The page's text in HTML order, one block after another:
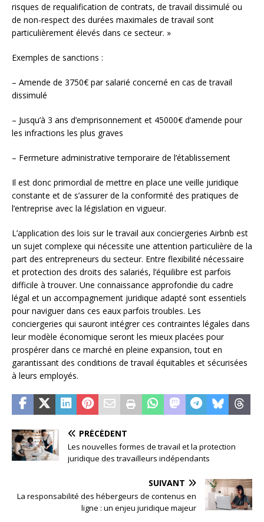
risques de requalification de contrats, de travail dissimulé ou
de non-respect des durées maximales de travail sont
particulièrement élevés dans ce secteur. »
Exemples de sanctions :
– Amende de 3750€ par salarié concerné en cas de travail
dissimulé
– Jusqu’à 3 ans d’emprisonnement et 45000€ d’amende pour
les infractions les plus graves
– Fermeture administrative temporaire de l’établissement
Il est donc primordial de mettre en place une veille juridique
constante et de s’assurer de la conformité des pratiques de
l’entreprise avec la législation en vigueur.
L’application des lois sur le travail aux conciergeries Airbnb est
un sujet complexe qui nécessite une attention particulière de la
part des entrepreneurs du secteur. Entre flexibilité nécessaire
et protection des droits des salariés, l’équilibre est parfois
difficile à trouver. Une connaissance approfondie du cadre
légal et un accompagnement juridique adapté sont essentiels
pour naviguer dans ces eaux parfois troubles. Les
conciergeries qui sauront intégrer ces contraintes légales dans
leur modèle économique seront les mieux placées pour
prospérer dans ce marché en pleine expansion, tout en
garantissant des conditions de travail équitables et sécurisées
à leurs employés.
PRÉCÉDENT
Les nouvelles formes de travail et la protection
juridique des travailleurs indépendants
SUIVANT
La responsabilité des hébergeurs de contenus en
ligne : un enjeu juridique majeur